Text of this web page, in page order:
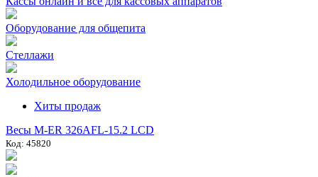
Оборудование для общепита
Стеллажи
Холодильное оборудование
Хиты продаж
Весы M-ER 326AFL-15.2 LCD
Код: 45820